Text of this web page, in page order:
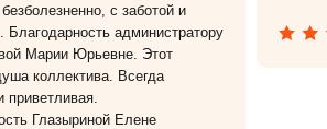
с заботой и
Благодарность администратору
Марии Юрьевне. Этот
коллектива. Всегда
приветливая.
Глазыриной Елене